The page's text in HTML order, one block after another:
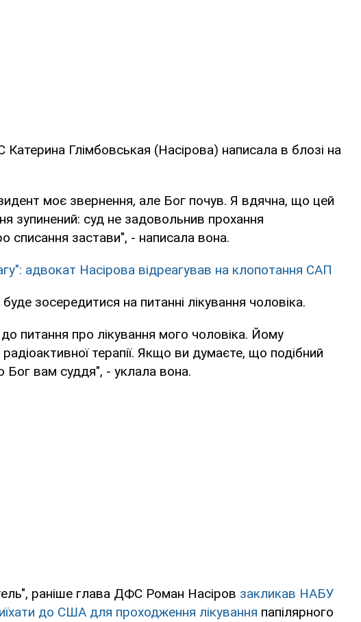
Глімбовськая (Насірова) написала в блозі на
моє звернення, але Бог почув. Я вдячна, що цей
зупинений: суд не задовольнив прохання
списання застави", - написала вона.
адвокат Насірова відреагував на клопотання САП
зосередитися на питанні лікування чоловіка.
питання про лікування мого чоловіка. Йому
терапії. Якщо ви думаєте, що подібний
Бог вам суддя", - уклала вона.
раніше глава ДФС Роман Насіров закликав НАБУ
до США для проходження лікування папілярного